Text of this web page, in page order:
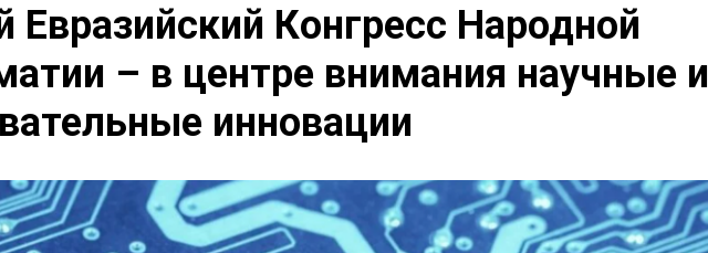
Евразийский Конгресс Народной
– в центре внимания научные и
инновации